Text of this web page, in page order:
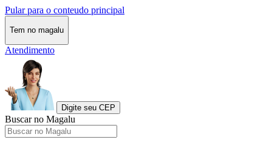
Pular para o conteudo principal
Tem no magalu
Atendimento
Digite seu CEP
Buscar no Magalu